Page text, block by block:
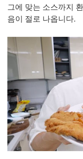
그에 맞는 소스까지
음이 절로 나옵니다.